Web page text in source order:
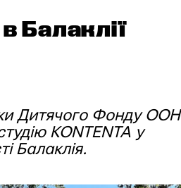
в Балаклії
Дитячого Фонду ООН
KONTENTA у
Балаклія.